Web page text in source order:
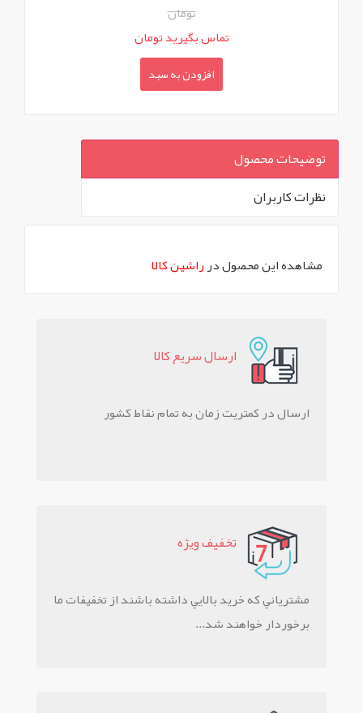
تومان
تماس بگیرید تومان
افزودن به سبد
توضیحات محصول
نظرات کاربران
مشاهده این محصول درراشین کالا
ارسال سريع کالا
ارسال در کمتریت زمان به تمام نقاط کشور
تخفيف ويژه
مشترياني که خريد بالايي داشته باشند از تخفيفات ما
برخوردار خواهند شد...